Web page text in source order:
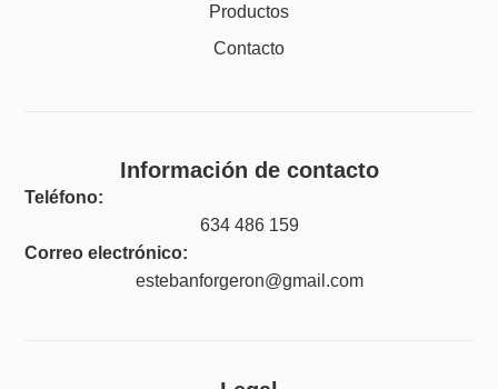
Productos
Contacto
Información de contacto
Teléfono:
634 486 159
Correo electrónico:
estebanforgeron@gmail.com